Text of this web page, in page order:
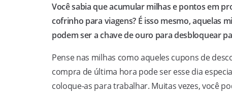
Você sabia que acumular milhas e pontos em
cofrinho para viagens? É isso mesmo, aquelas
podem ser a chave de ouro para desbloquear
Pense nas milhas como aqueles cupons de
compra de última hora pode ser esse dia
coloque-as para trabalhar. Muitas vezes, você